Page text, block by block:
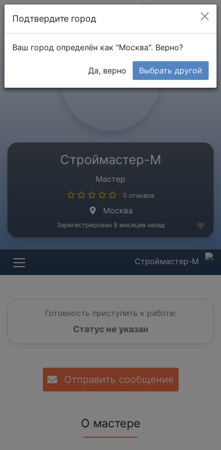
Строймастер-М
Мастер
0 отзывов
Москва
Зарегистрирован 9 месяцев назад
Строймастер-М
Готовность приступить к работе:
Статус не указан
Отправить сообщение
О мастере
Подтвердите город
Ваш город определён как "Москва". Верно?
Да, верно Выбрать другой